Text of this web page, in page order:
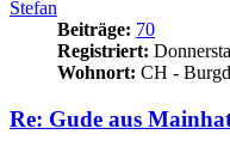
Stefan
Beiträge: 70
Registriert:
Wohnort: CH -
Re: Gude aus